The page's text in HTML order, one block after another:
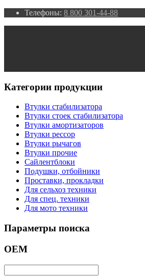
Телефоны: 8 800 301-44-88
Категории продукции
Втулки стабилизатора
Втулки стоек стабилизатора
Втулки амортизаторов
Втулки рессор
Втулки рычагов
Втулки прочие
Сайлентблоки
Подушки, отбойники
Проставки, прокладки
Для сельхоз техники
Для спец. техники
Для мото техники
Параметры поиска
ОЕМ